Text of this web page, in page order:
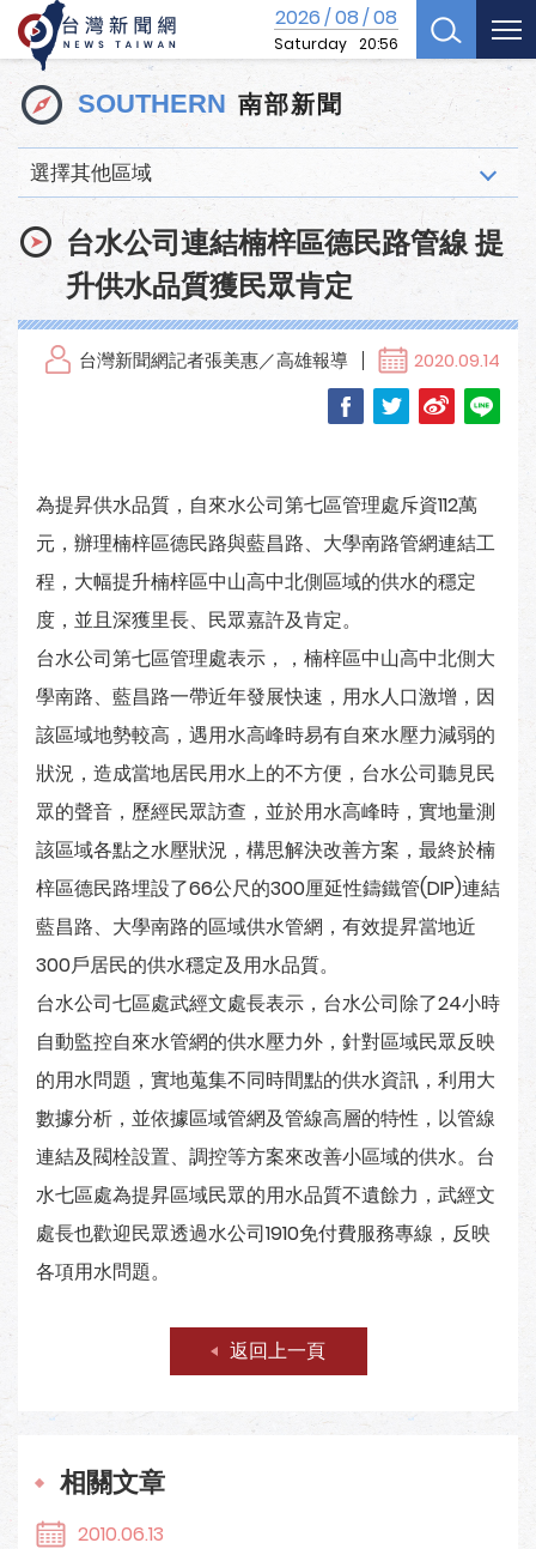
2026/08/08
Saturday 20:56
SOUTHERN 南部新聞
選擇其他區域
台水公司連結楠梓區德民路管線 提
升供水品質獲民眾肯定
台灣新聞網記者張美惠／高雄報導 2020.09.14
為提昇供水品質，自來水公司第七區管理處斥資112萬
元，辦理楠梓區德民路與藍昌路、大學南路管網連結工
程，大幅提升楠梓區中山高中北側區域的供水的穩定
度，並且深獲里長、民眾嘉許及肯定。
台水公司第七區管理處表示，，楠梓區中山高中北側大
學南路、藍昌路一帶近年發展快速，用水人口激增，因
該區域地勢較高，遇用水高峰時易有自來水壓力減弱的
狀況，造成當地居民用水上的不方便，台水公司聽見民
眾的聲音，歷經民眾訪查，並於用水高峰時，實地量測
該區域各點之水壓狀況，構思解決改善方案，最終於楠
梓區德民路埋設了66公尺的300厘延性鑄鐵管(DIP)連結
藍昌路、大學南路的區域供水管網，有效提昇當地近
300戶居民的供水穩定及用水品質。
台水公司七區處武經文處長表示，台水公司除了24小時
自動監控自來水管網的供水壓力外，針對區域民眾反映
的用水問題，實地蒐集不同時間點的供水資訊，利用大
數據分析，並依據區域管網及管線高層的特性，以管線
連結及閥栓設置、調控等方案來改善小區域的供水。台
水七區處為提昇區域民眾的用水品質不遺餘力，武經文
處長也歡迎民眾透過水公司1910免付費服務專線，反映
各項用水問題。
返回上一頁
相關文章
2010.06.13